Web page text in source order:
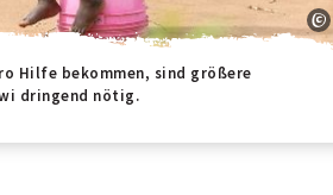
Hilfe bekommen, sind größere
dringend nötig.